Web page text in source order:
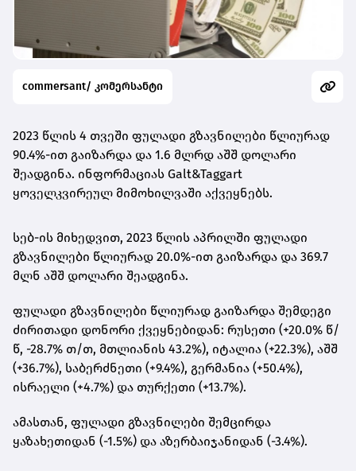
commersant/ კომერსანტი
2023 წლის 4 თვეში ფულადი გზავნილები წლიურად
90.4%-ით გაიზარდა და 1.6 მლრდ აშშ დოლარი
შეადგინა. ინფორმაციას Galt&Taggart
ყოველკვირეულ მიმოხილვაში აქვეყნებს.
სებ-ის მიხედვით, 2023 წლის აპრილში ფულადი
გზავნილები წლიურად 20.0%-ით გაიზარდა და 369.7
მლნ აშშ დოლარი შეადგინა.
ფულადი გზავნილები წლიურად გაიზარდა შემდეგი
ძირითადი დონორი ქვეყნებიდან: რუსეთი (+20.0% წ/
წ, -28.7% თ/თ, მთლიანის 43.2%), იტალია (+22.3%), აშშ
(+36.7%), საბერძნეთი (+9.4%), გერმანია (+50.4%),
ისრაელი (+4.7%) და თურქეთი (+13.7%).
ამასთან, ფულადი გზავნილები შემცირდა
ყაზახეთიდან (-1.5%) და აზერბაიჯანიდან (-3.4%).